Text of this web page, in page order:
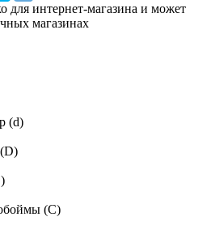
для интернет-магазина и может
магазинах
(d)
(C)